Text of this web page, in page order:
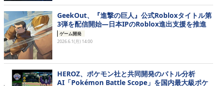
GeekOut、『進撃の巨人』公式Robloxタイトル第
3弾を配信開始―日本IPのRoblox進出支援を推進
ゲーム開発
2026.6.1(月) 14:00
HEROZ、ポケモン社と共同開発のバトル分析
AI「Pokémon Battle Scope」を国内最大級ポケ